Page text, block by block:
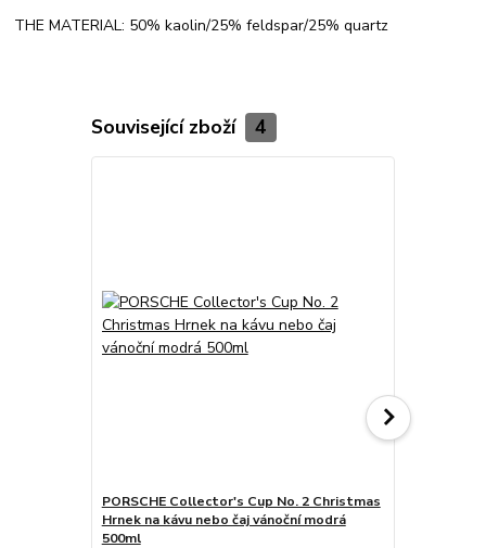
THE MATERIAL: 50% kaolin/25% feldspar/25% quartz
Související zboží 4
PORSCHE Collector's Cup No. 2 Christmas
Hrnek na kávu nebo čaj vánoční modrá
500ml